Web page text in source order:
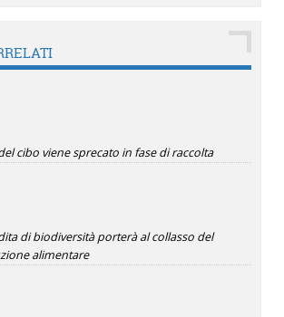
cibo viene sprecato in fase di raccolta
di biodiversità porterà al collasso del
alimentare